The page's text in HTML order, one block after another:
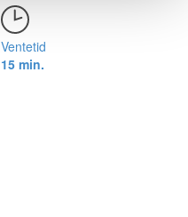
Ventetid
15 min.